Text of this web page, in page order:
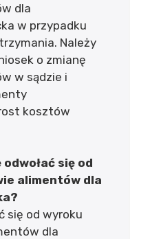
dla
w przypadku
Należy
o zmianę
w sądzie i
kosztów
się od
alimentów dla
się od wyroku
dla